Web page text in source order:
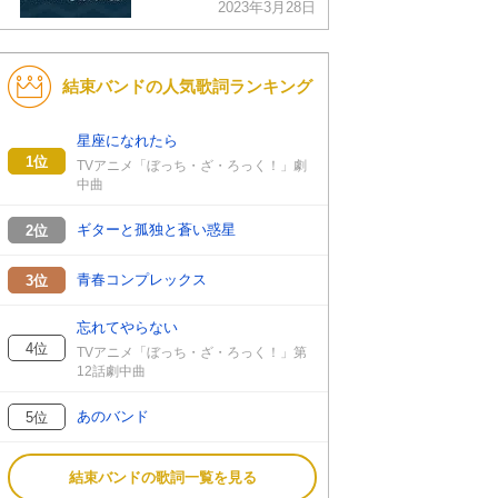
2023年3月28日
結束バンドの人気歌詞ランキング
1位
星座になれたら
TVアニメ「ぼっち・ざ・ろっく！」劇
中曲
2位 ギターと孤独と蒼い惑星
3位 青春コンプレックス
4位
忘れてやらない
TVアニメ「ぼっち・ざ・ろっく！」第
12話劇中曲
5位 あのバンド
結束バンドの歌詞一覧を見る